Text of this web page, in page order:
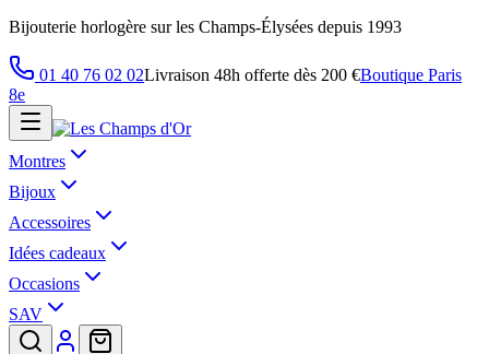
Bijouterie horlogère sur les Champs-Élysées depuis 1993
01 40 76 02 02Livraison 48h offerte dès 200 €Boutique Paris
8e
Montres
Bijoux
Accessoires
Idées cadeaux
Occasions
SAV